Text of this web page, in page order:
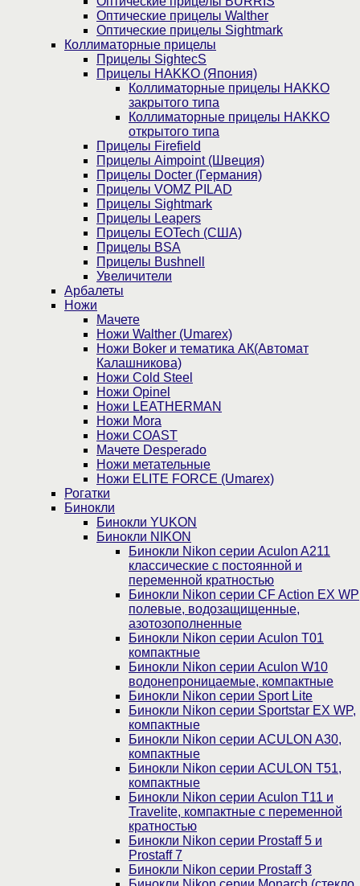
Оптические прицелы Walther
Оптические прицелы Sightmark
Коллиматорные прицелы
Прицелы SightecS
Прицелы HAKKO (Япония)
Коллиматорные прицелы HAKKO
закрытого типа
Коллиматорные прицелы HAKKO
открытого типа
Прицелы Firefield
Прицелы Aimpoint (Швеция)
Прицелы Docter (Германия)
Прицелы VOMZ PILAD
Прицелы Sightmark
Прицелы Leapers
Прицелы EOTech (США)
Прицелы BSA
Прицелы Bushnell
Увеличители
Арбалеты
Ножи
Мачете
Ножи Walther (Umarex)
Ножи Boker и тематика АК(Автомат
Калашникова)
Ножи Cold Steel
Ножи Opinel
Ножи LEATHERMAN
Ножи Mora
Ножи COAST
Мачете Desperado
Ножи метательные
Ножи ELITE FORCE (Umarex)
Рогатки
Бинокли
Бинокли YUKON
Бинокли NIKON
Бинокли Nikon серии Aculon A211
классические с постоянной и
переменной кратностью
Бинокли Nikon серии СF Action EX WP
полевые, водозащищенные,
азотозополненные
Бинокли Nikon серии Aculon T01
компактные
Бинокли Nikon серии Aculon W10
водонепроницаемые, компактные
Бинокли Nikon серии Sport Lite
Бинокли Nikon серии Sportstar EX WP,
компактные
Бинокли Nikon серии ACULON A30,
компактные
Бинокли Nikon серии ACULON Т51,
компактные
Бинокли Nikon серии Aculon T11 и
Travelite, компактные с переменной
кратностью
Бинокли Nikon серии Prostaff 5 и
Prostaff 7
Бинокли Nikon серии Prostaff 3